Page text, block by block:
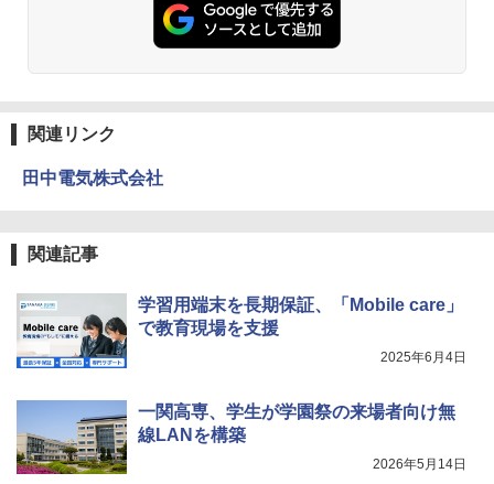
物理実験モデル楽器電磁気教材を教える
ダルトンボード/ゴルトンボード物理学、
4
エンスツール
￥849
Fernrohr:実験用キャビネット
関連リンク
田中電気株式会社
関連記事
学習用端末を長期保証、「Mobile care」
で教育現場を支援
2025年6月4日
一関高専、学生が学園祭の来場者向け無
線LANを構築
2026年5月14日